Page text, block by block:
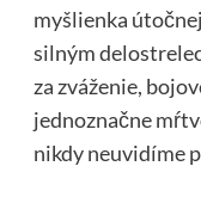
myšlienka
silným
za zváženie,
jednoznačne
nikdy neuvidíme